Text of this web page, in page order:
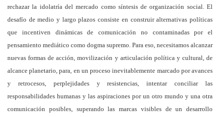
rechazar la idolatría del mercado como síntesis de organización social. El
desafío de medio y largo plazos consiste en construir alternativas políticas
que incentiven dinámicas de comunicación no contaminadas por el
pensamiento mediático como dogma supremo. Para eso, necesitamos alcanzar
nuevas formas de acción, movilización y articulación política y cultural, de
alcance planetario, para, en un proceso inevitablemente marcado por avances
y retrocesos, perplejidades y resistencias, intentar conciliar las
responsabilidades humanas y las aspiraciones por un otro mundo y una otra
comunicación posibles, superando las marcas visibles de un desarrollo